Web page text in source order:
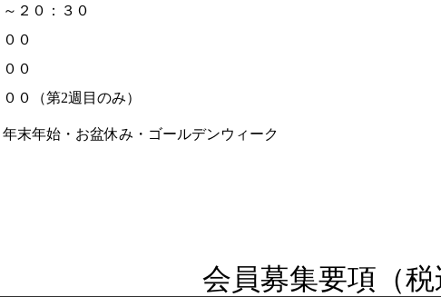
２０：３０
０
０
０（第2週目のみ）
末年始・お盆休み・ゴールデンウィーク
会員募集要項（税